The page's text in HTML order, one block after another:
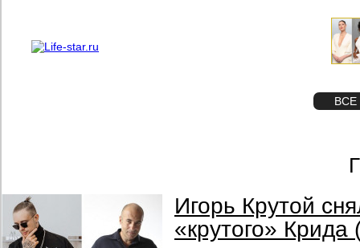
ВСЕ
Игорь Крутой
«крутого»